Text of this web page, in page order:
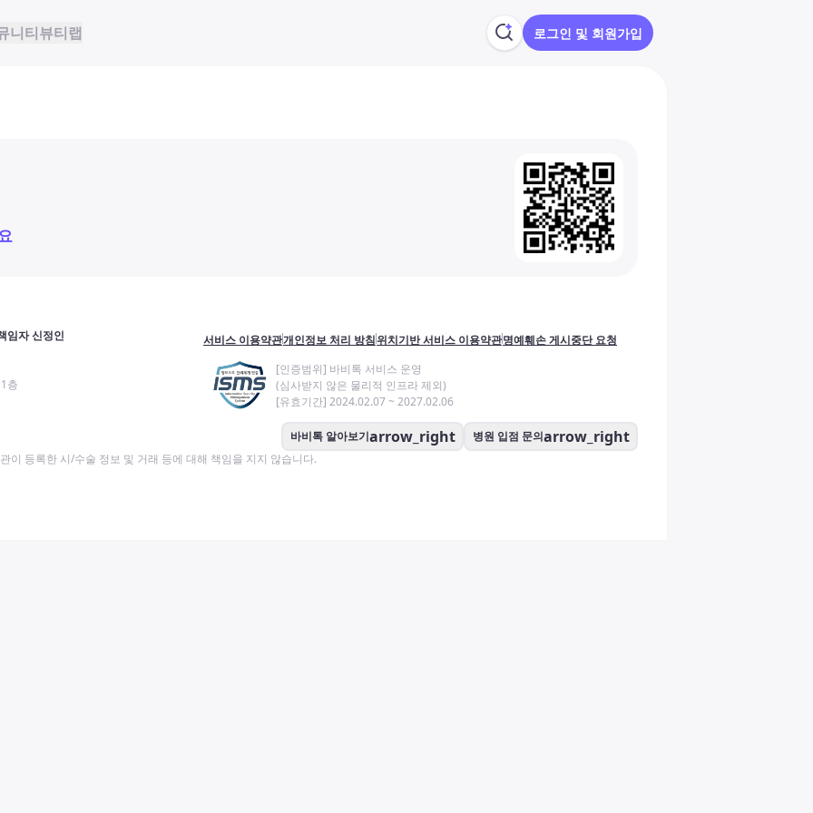
니티뷰티랩 로그인 및 회원가입
임자 신정인
층
서비스 이용약관개인정보 처리 방침위치기반 서비스 이용약관명예훼손 게시중단 요청
[인증범위] 바비톡 서비스 운영
(심사받지 않은 물리적 인프라 제외)
[유효기간] 2024.02.07 ~ 2027.02.06
바비톡 알아보기arrow_right 병원 입점 문의arrow_right
이 등록한 시/수술 정보 및 거래 등에 대해 책임을 지지 않습니다.